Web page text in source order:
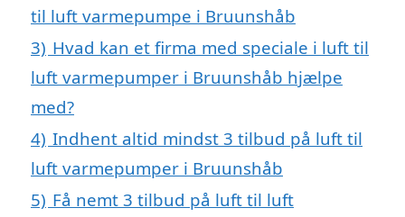
til luft varmepumpe i Bruunshåb
3) Hvad kan et firma med speciale i luft til
luft varmepumper i Bruunshåb hjælpe
med?
4) Indhent altid mindst 3 tilbud på luft til
luft varmepumper i Bruunshåb
5) Få nemt 3 tilbud på luft til luft